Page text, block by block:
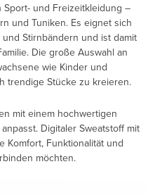
Sport- und Freizeitkleidung –
und Tuniken. Es eignet sich
Stirnbändern und ist damit
Die große Auswahl an
wie Kinder und
trendige Stücke zu kreieren.
mit einem hochwertigen
Digitaler Sweatstoff mit
Komfort, Funktionalität und
möchten.